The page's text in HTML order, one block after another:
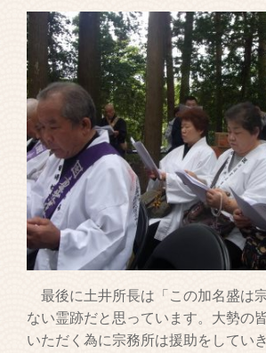
最後に土井所長は「この加名盛は
ない霊跡だと思っています。大勢の
いただく為に宗務所は援助をしてい